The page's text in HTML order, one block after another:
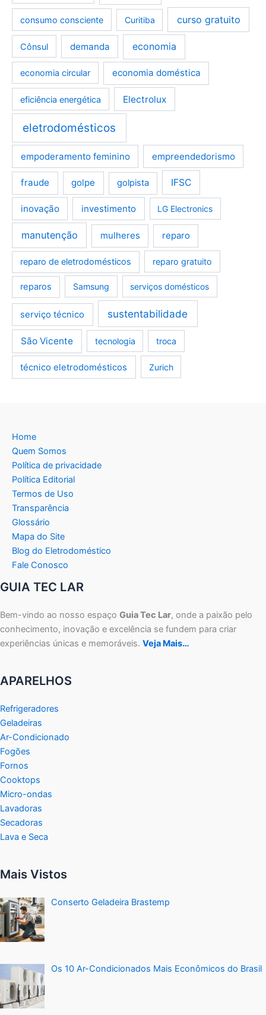
consumo consciente Curitiba curso gratuito
Cônsul demanda economia
economia circular economia doméstica
eficiência energética Electrolux
eletrodomésticos
empoderamento feminino empreendedorismo
fraude golpe golpista IFSC
inovação investimento LG Electronics
manutenção mulheres reparo
reparo de eletrodomésticos reparo gratuito
reparos Samsung serviços domésticos
serviço técnico sustentabilidade
São Vicente tecnologia troca
técnico eletrodomésticos Zurich
Home
Quem Somos
Política de privacidade
Política Editorial
Termos de Uso
Transparência
Glossário
Mapa do Site
Blog do Eletrodoméstico
Fale Conosco
GUIA TEC LAR
Bem-vindo ao nosso espaço Guia Tec Lar, onde a paixão pelo
conhecimento, inovação e excelência se fundem para criar
experiências únicas e memoráveis. Veja Mais…
APARELHOS
Refrigeradores
Geladeiras
Ar-Condicionado
Fogões
Fornos
Cooktops
Micro-ondas
Lavadoras
Secadoras
Lava e Seca
Mais Vistos
Conserto Geladeira Brastemp
Os 10 Ar-Condicionados Mais Econômicos do Brasil